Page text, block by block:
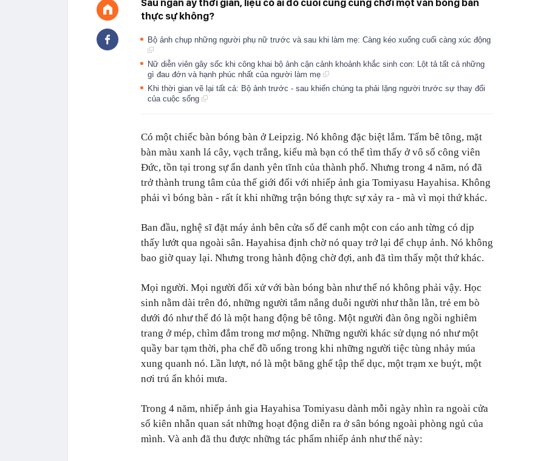
Sau ngần ấy thời gian, liệu có ai đó cuối cùng cũng chơi một ván bóng bàn
thực sự không?
Bộ ảnh chụp những người phụ nữ trước và sau khi làm mẹ: Càng kéo xuống cuối càng xúc động
Nữ diễn viên gây sốc khi công khai bộ ảnh cận cảnh khoảnh khắc sinh con: Lột tả tất cả những
gì đau đớn và hạnh phúc nhất của người làm mẹ
Khi thời gian vẽ lại tất cả: Bộ ảnh trước - sau khiến chúng ta phải lặng người trước sự thay đổi
của cuộc sống
Có một chiếc bàn bóng bàn ở Leipzig. Nó không đặc biệt lắm. Tấm bê tông, mặt
bàn màu xanh lá cây, vạch trắng, kiểu mà bạn có thể tìm thấy ở vô số công viên
Đức, tồn tại trong sự ẩn danh yên tĩnh của thành phố. Nhưng trong 4 năm, nó đã
trở thành trung tâm của thế giới đối với nhiếp ảnh gia Tomiyasu Hayahisa. Không
phải vì bóng bàn - rất ít khi những trận bóng thực sự xảy ra - mà vì mọi thứ khác.
Ban đầu, nghệ sĩ đặt máy ảnh bên cửa sổ để canh một con cáo anh từng có dịp
thấy lướt qua ngoài sân. Hayahisa định chờ nó quay trở lại để chụp ảnh. Nó không
bao giờ quay lại. Nhưng trong hành động chờ đợi, anh đã tìm thấy một thứ khác.
Mọi người. Mọi người đối xử với bàn bóng bàn như thể nó không phải vậy. Học
sinh nằm dài trên đó, những người tắm nắng duỗi người như thằn lằn, trẻ em bò
dưới đó như thể đó là một hang động bê tông. Một người đàn ông ngồi nghiêm
trang ở mép, chìm đắm trong mơ mộng. Những người khác sử dụng nó như một
quầy bar tạm thời, pha chế đồ uống trong khi những người tiệc tùng nhảy múa
xung quanh nó. Lần lượt, nó là một băng ghế tập thể dục, một trạm xe buýt, một
nơi trú ẩn khỏi mưa.
Trong 4 năm, nhiếp ảnh gia Hayahisa Tomiyasu dành mỗi ngày nhìn ra ngoài cửa
sổ kiên nhẫn quan sát những hoạt động diễn ra ở sân bóng ngoài phòng ngủ của
mình. Và anh đã thu được những tác phẩm nhiếp ảnh như thế này: